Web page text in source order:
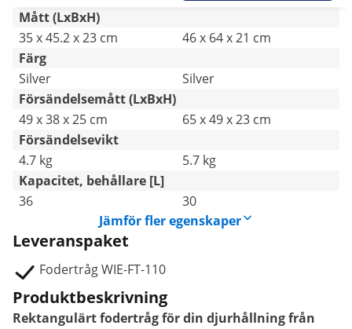
Mått (LxBxH)
35 x 45.2 x 23 cm
46 x 64 x 21 cm
Färg
Silver
Silver
Försändelsemått (LxBxH)
49 x 38 x 25 cm
65 x 49 x 23 cm
Försändelsevikt
4.7 kg
5.7 kg
Kapacitet, behållare [L]
36
30
Jämför fler egenskaper
Leveranspaket
Fodertråg WIE-FT-110
Produktbeskrivning
Rektangulärt fodertråg för din djurhållning från